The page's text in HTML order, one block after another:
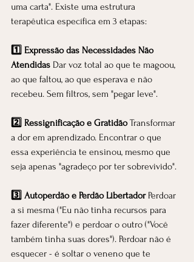
uma carta". Existe uma estrutura
terapêutica específica em 3 etapas:
1️⃣ Expressão das Necessidades Não
Atendidas Dar voz total ao que te magoou,
ao que faltou, ao que esperava e não
recebeu. Sem filtros, sem "pegar leve".
2️⃣ Ressignificação e Gratidão Transformar
a dor em aprendizado. Encontrar o que
essa experiência te ensinou, mesmo que
seja apenas "agradeço por ter sobrevivido".
3️⃣ Autoperdão e Perdão Libertador Perdoar
a si mesma ("Eu não tinha recursos para
fazer diferente") e perdoar o outro ("Você
também tinha suas dores"). Perdoar não é
esquecer - é soltar o veneno que te